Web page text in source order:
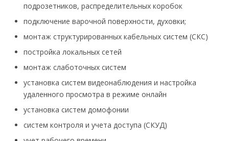
подрозетников, распределительных коробок
подключение варочной поверхности, духовки;
монтаж структурированных кабельных систем (СКС)
постройка локальных сетей
монтаж слаботочных систем
установка систем видеонаблюдения и настройка
удаленного просмотра в режиме онлайн
установка систем домофонии
систем контроля и учета доступа (СКУД)